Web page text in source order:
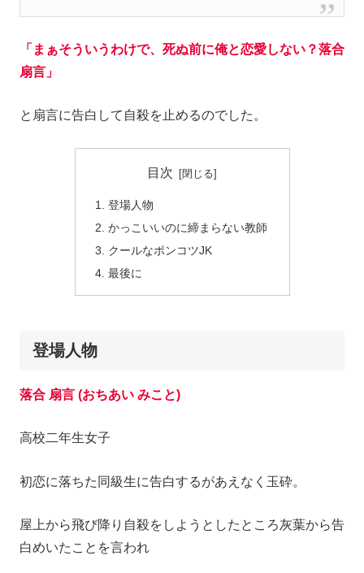
「まぁそういうわけで、死ぬ前に俺と恋愛しない？落合
扇言」
と扇言に告白して自殺を止めるのでした。
目次
登場人物
かっこいいのに締まらない教師
クールなポンコツJK
最後に
登場人物
落合 扇言 (おちあい みこと)
高校二年生女子
初恋に落ちた同級生に告白するがあえなく玉砕。
屋上から飛び降り自殺をしようとしたところ灰葉から告
白めいたことを言われ